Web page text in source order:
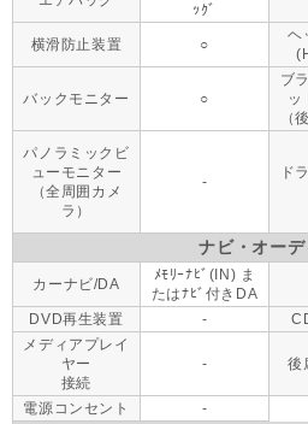
ｯｸﾞ
横滑防止装置 ○
ヘ
バックモニター ○
ブ
ッ
（
パノラミックビ
ューモニター
（全周囲カメ
ラ）
-
ド
ナビ・オーデ
カーナビ/DA
ﾒﾓﾘｰﾅﾋﾞ(IN) ま
たはﾅﾋﾞ付きDA
DVD再生装置 -
メディアプレイ
ヤー
接続
- 後
電源コンセント -